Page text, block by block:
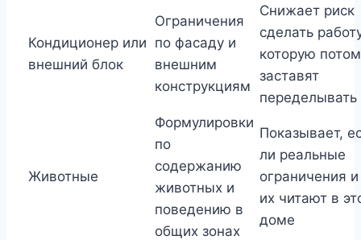
Кондиционер или
внешний блок
Ограничения
по фасаду и
внешним
конструкциям
Снижает риск
сделать
которую потом
заставят
переделывать
Животные
Формулировки
по
содержанию
животных и
поведению в
общих зонах
Показывает,
ли реальные
ограничения и
их читают в
доме